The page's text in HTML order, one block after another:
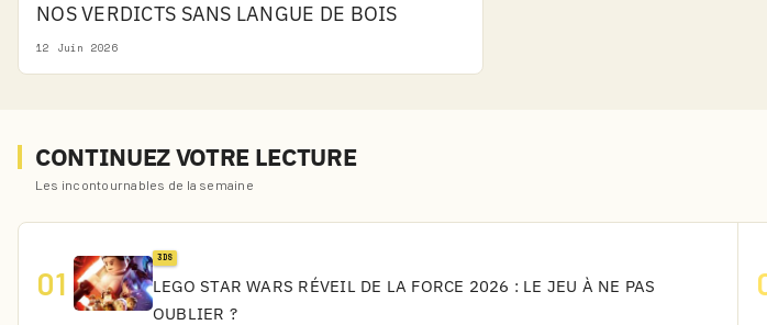
NOS VERDICTS SANS LANGUE DE BOIS
12 Juin 2026
CONTINUEZ VOTRE LECTURE
Les incontournables de la semaine
01
3DS
LEGO STAR WARS RÉVEIL DE LA FORCE 2026 : LE JEU À NE PAS
OUBLIER ?